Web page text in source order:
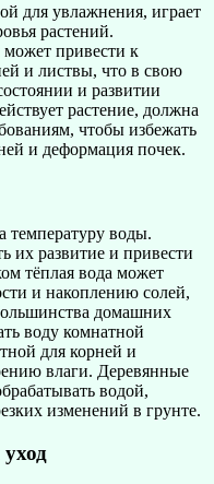
для увлажнения, играет
растений.
привести к
и листвы, что в свою
и развитии
растение, должна
чтобы избежать
и деформация почек.
температуру воды.
их развитие и привести
тёплая вода может
и накоплению солей,
домашних
воду комнатной
для корней и
влаги. Деревянные
водой,
изменений в грунте.